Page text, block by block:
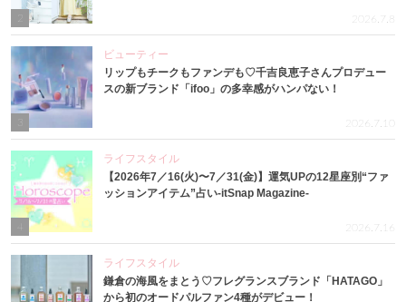
2026.7.8
3
ビューティー
リップもチークもファンデも♡千吉良恵子さんプロデュー
スの新ブランド「ifoo」の多幸感がハンパない！
2026.7.10
4
ライフスタイル
【2026年7／16(火)〜7／31(金)】運気UPの12星座別“ファ
ッションアイテム”占い-itSnap Magazine-
2026.7.16
ライフスタイル
鎌倉の海風をまとう♡フレグランスブランド「HATAGO」
から初のオードパルファン4種がデビュー！